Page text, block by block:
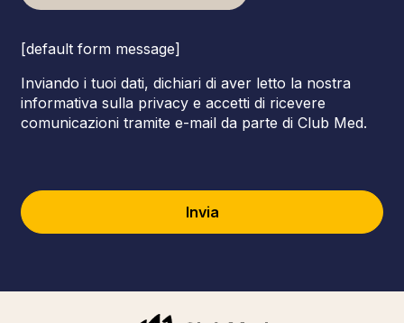
[default form message]
Inviando i tuoi dati, dichiari di aver letto la nostra
informativa sulla privacy e accetti di ricevere
comunicazioni tramite e-mail da parte di Club Med.
Invia